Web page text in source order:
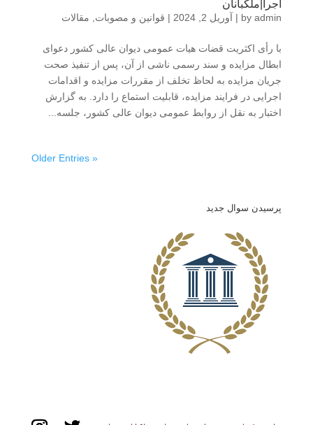
اجرا|ملکبانان
byadmin
| آوریل 2, 2024 | قوانین و مصوبات مقالات
با رأی اکثریت قضات هیات عمومی دیوان عالی کشور دعوای
ابطال مزایده و سند رسمی ناشی از آن، پس از تنفیذ صحت
جریان مزایده به لحاظ تخلف از مقررات مزایده و اقدامات
اجرایی در فرایند مزایده، قابلیت استماع را دارد. به گزارش
اختبار به نقل از روابط عمومی دیوان عالی کشور، جلسه...
« Older Entries
پرسیدن سوال جدید